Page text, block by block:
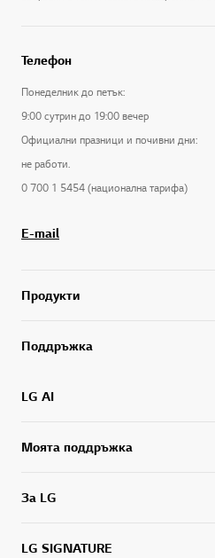
Телефон
Понеделник до петък:
9:00 сутрин до 19:00 вечер
Официални празници и почивни дни:
не работи.
0 700 1 5454 (национална тарифа)
E-mail
Продукти
Поддръжка
LG AI
Моята поддръжка
За LG
LG SIGNATURE